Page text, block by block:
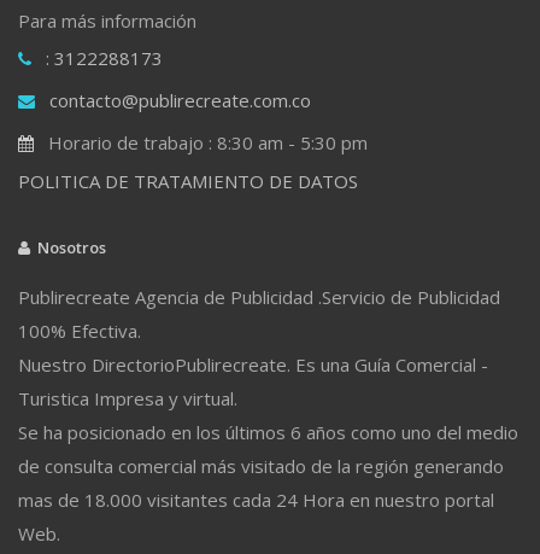
Para más información
: 3122288173
contacto@publirecreate.com.co
Horario de trabajo : 8:30 am - 5:30 pm
POLITICA DE TRATAMIENTO DE DATOS
Nosotros
Publirecreate Agencia de Publicidad .Servicio de Publicidad
100% Efectiva.
Nuestro DirectorioPublirecreate. Es una Guía Comercial -
Turistica Impresa y virtual.
Se ha posicionado en los últimos 6 años como uno del medio
de consulta comercial más visitado de la región generando
mas de 18.000 visitantes cada 24 Hora en nuestro portal
Web.